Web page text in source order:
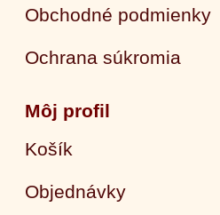
Obchodné podmienky
Ochrana súkromia
Môj profil
Košík
Objednávky